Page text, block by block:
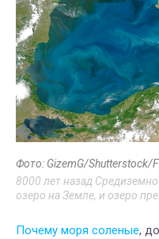
Фото: GizemG/Shutterstock/
8000 лет назад
озеро на Земле, и озеро
Почему моря соленые,